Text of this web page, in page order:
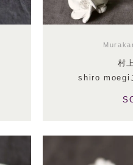
村
shiro moegi